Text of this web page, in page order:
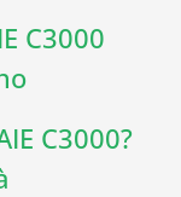
C3000
C3000?